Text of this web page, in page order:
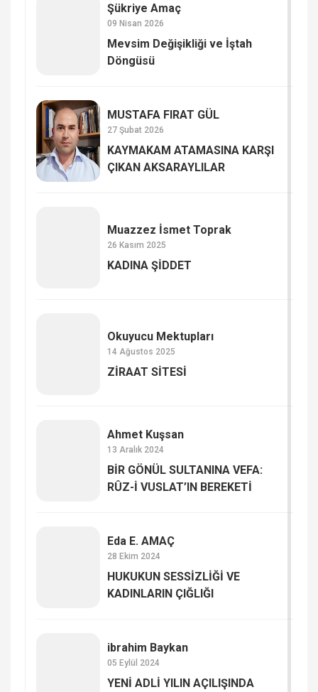
Şükriye Amaç
09 Nisan 2026
Mevsim Değişikliği ve İştah
Döngüsü
MUSTAFA FIRAT GÜL
27 Şubat 2026
KAYMAKAM ATAMASINA KARŞI
ÇIKAN AKSARAYLILAR
Muazzez İsmet Toprak
26 Kasım 2025
KADINA ŞİDDET
Okuyucu Mektupları
14 Ağustos 2025
ZİRAAT SİTESİ
Ahmet Kuşsan
13 Aralık 2024
BİR GÖNÜL SULTANINA VEFA:
RÛZ-İ VUSLAT’IN BEREKETİ
Eda E. AMAÇ
28 Ekim 2024
HUKUKUN SESSİZLİĞİ VE
KADINLARIN ÇIĞLIĞI
ibrahim Baykan
05 Eylül 2024
YENİ ADLİ YILIN AÇILIŞINDA